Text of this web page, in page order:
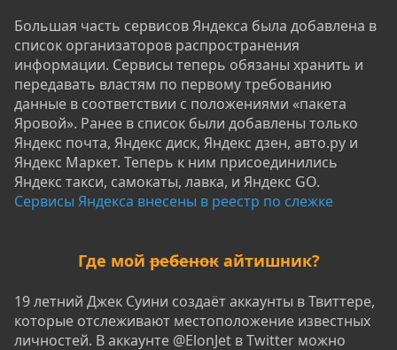
Большая часть сервисов Яндекса была добавлена в
список организаторов распространения
информации. Сервисы теперь обязаны хранить и
передавать властям по первому требованию
данные в соответствии с положениями «пакета
Яровой». Ранее в список были добавлены только
Яндекс почта, Яндекс диск, Яндекс дзен, авто.ру и
Яндекс Маркет. Теперь к ним присоединились
Яндекс такси, самокаты, лавка, и Яндекс GO.
Сервисы Яндекса внесены в реестр по слежке
Где мойребенокайтишник?
19 летний Джек Суини создаёт аккаунты в Твиттере,
которые отслеживают местоположение известных
личностей. В аккаунте @ElonJet в Twitter можно